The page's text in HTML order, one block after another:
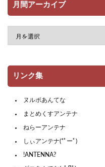
月間アーカイブ
リンク集
ヌルポあんてな
まとめくすアンテナ
ねらーアンテナ
しぃアンテナ(*ﾟーﾟ)
!ANTENNA?